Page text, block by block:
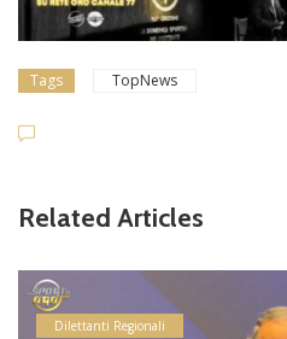
Tags TopNews
Related Articles
Dilettanti Regionali